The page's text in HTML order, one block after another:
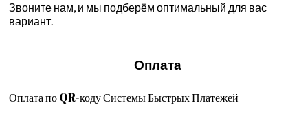
Звоните нам, и мы подберём оптимальный для вас
вариант.
Оплата
Оплата по QR-коду Системы Быстрых Платежей